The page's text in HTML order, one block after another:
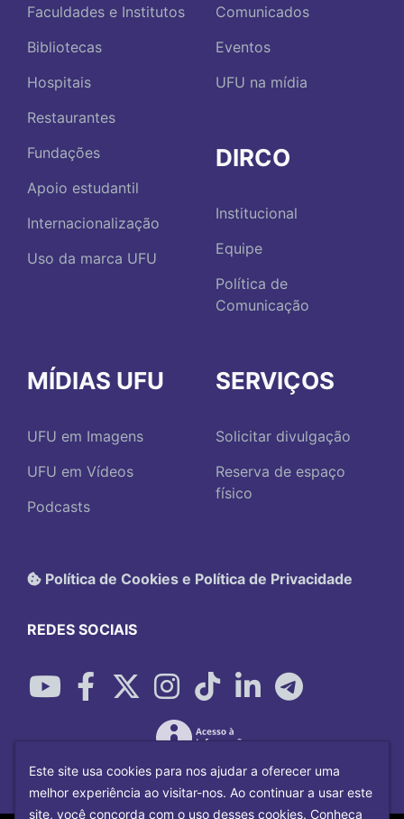
Faculdades e Institutos
Bibliotecas
Hospitais
Restaurantes
Fundações
Apoio estudantil
Internacionalização
Uso da marca UFU
Comunicados
Eventos
UFU na mídia
DIRCO
Institucional
Equipe
Política de
Comunicação
MÍDIAS UFU
UFU em Imagens
UFU em Vídeos
Podcasts
SERVIÇOS
Solicitar divulgação
Reserva de espaço
físico
Política de Cookies e Política de Privacidade
REDES SOCIAIS
Este site usa cookies para nos ajudar a oferecer uma
melhor experiência ao visitar-nos. Ao continuar a usar este
site, você concorda com o uso desses cookies. Conheça